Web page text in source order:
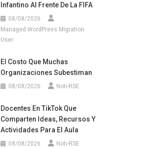
Infantino Al Frente De La FIFA
08/08/2026
Managed WordPress Migration
User
El Costo Que Muchas
Organizaciones Subestiman
08/08/2026 Noti-RSE
Docentes En TikTok Que
Comparten Ideas, Recursos Y
Actividades Para El Aula
08/08/2026 Noti-RSE